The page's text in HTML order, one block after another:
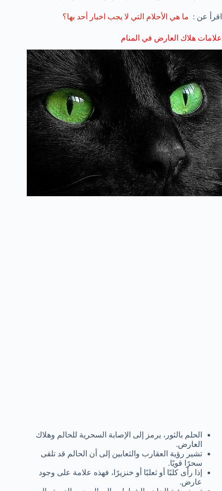
اقرأ عن : ما هي الأحلام التي لا يجب اخبار أحد بها؟
علامات هلاك العارض في المنام
الحلم بالثور، يرمز إلى الإصابة السحرية للحالم وهلاك
العارض.
تشير رؤية العقارب والثعابين إلى أن الحالم قد تلقى
سحرًا قويًا.
إذا رأى كلبًا أو ثعلبًا أو خنزيرًا، فهذه علامة على وجود
عارض.